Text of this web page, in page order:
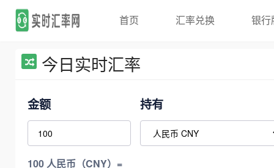
首页 汇率兑换 银行
今日实时汇率
金额 持有
100 人民币（CNY）=